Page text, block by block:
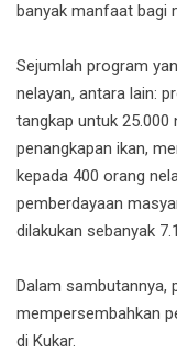
banyak manfaat bagi
Sejumlah program
nelayan, antara lain:
tangkap untuk
penangkapan ikan,
kepada 400 orang
pemberdayaan
dilakukan sebanyak
Dalam sambutannya,
mempersembahkan
di Kukar.